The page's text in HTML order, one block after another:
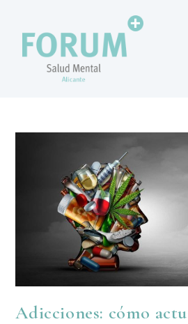
Adicciones: cómo